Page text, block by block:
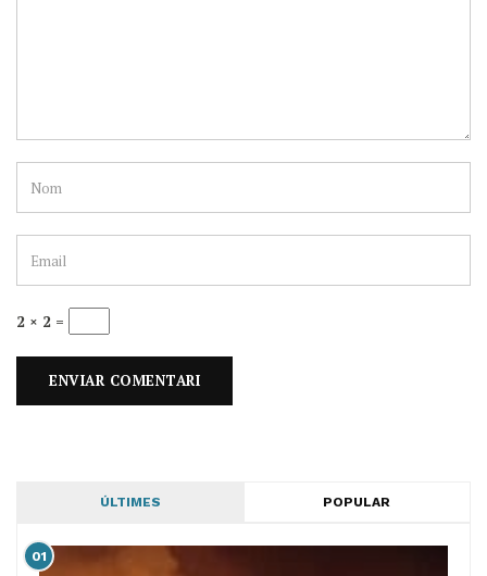
2 × 2 =
ÚLTIMES POPULAR
01